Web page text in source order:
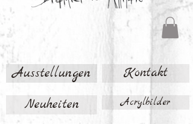
Ausstellungen Kontakt
Neuheiten Acrylbilder